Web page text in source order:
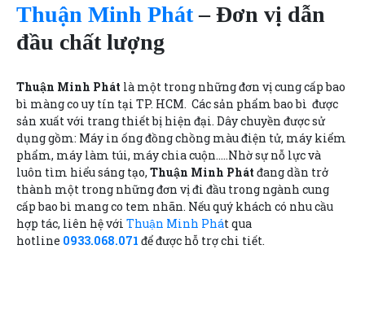
Thuận Minh Phát– Đơn vị dẫn
đầu chất lượng
Thuận Minh Phát là một trong những đơn vị cung cấp bao
bì màng co uy tín tại TP. HCM. Các sản phẩm bao bì được
sản xuất với trang thiết bị hiện đại. Dây chuyền được sử
dụng gồm: Máy in ống đồng chồng màu điện tử, máy kiểm
phẩm, máy làm túi, máy chia cuộn.....Nhờ sự nỗ lực và
luôn tìm hiểu sáng tạo, Thuận Minh Phát đang dần trở
thành một trong những đơn vị đi đầu trong ngành cung
cấp bao bì mang co tem nhãn. Nếu quý khách có nhu cầu
hợp tác, liên hệ với Thuận Minh Phát qua
hotline 0933.068.071 để được hỗ trợ chi tiết.